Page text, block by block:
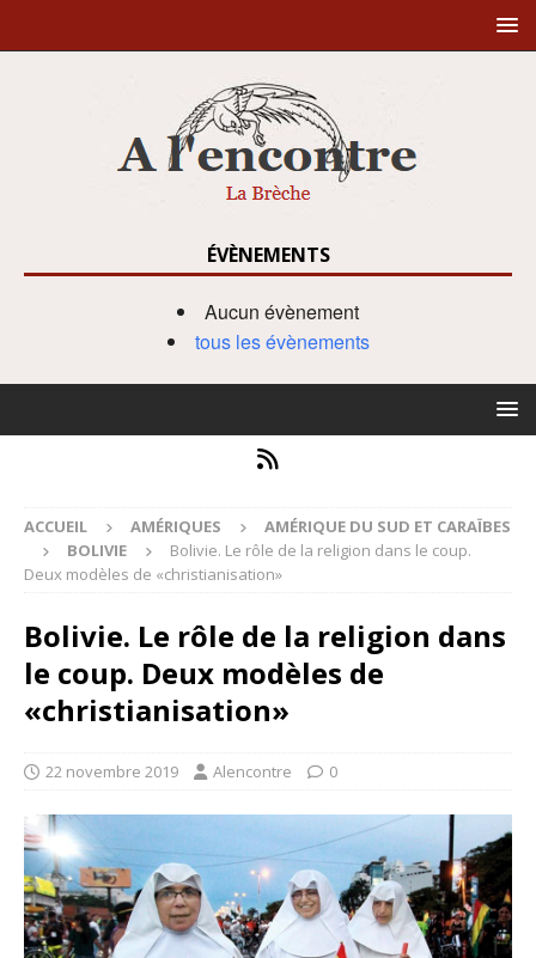
ÉVÈNEMENTS
Aucun évènement
tous les évènements
ACCUEIL AMÉRIQUES
AMÉRIQUE DU SUD ET CARAÏBES
BOLIVIE
Bolivie. Le rôle de la religion dans le coup.
Deux modèles de «christianisation»
Bolivie. Le rôle de la religion dans
le coup. Deux modèles de
«christianisation»
22 novembre 2019 Alencontre 0